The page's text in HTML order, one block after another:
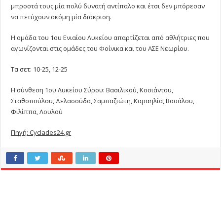
μπροστά τους μία πολύ δυνατή αντίπαλο και έτσι δεν μπόρεσαν
να πετύχουν ακόμη μία διάκριση.
Η ομάδα του 1ου Ενιαίου Λυκείου απαρτίζεται από αθλήτριες που
αγωνίζονται στις ομάδες του Φοίνικα και του ΑΣΕ Νεωρίου.
Τα σετ: 10-25, 12-25
Η σύνθεση 1ου Λυκείου Σύρου: Βασιλικού, Κοσιάντου,
Σταθοπούλου, Δελασούδα, Σαμπαζιώτη, Καραηλία, Βασάλου,
Φιλίππα, Λουλού
Πηγή: Cyclades24.gr